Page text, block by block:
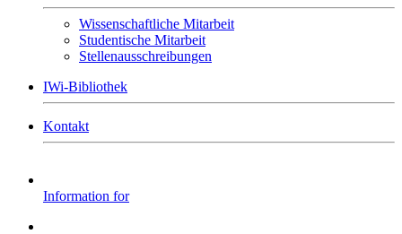
Wissenschaftliche Mitarbeit
Studentische Mitarbeit
Stellenausschreibungen
IWi-Bibliothek
Kontakt
Information for